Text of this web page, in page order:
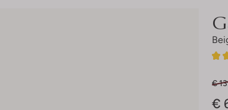
1
5
€
€